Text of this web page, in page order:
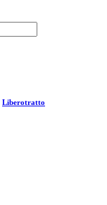
Liberotratto